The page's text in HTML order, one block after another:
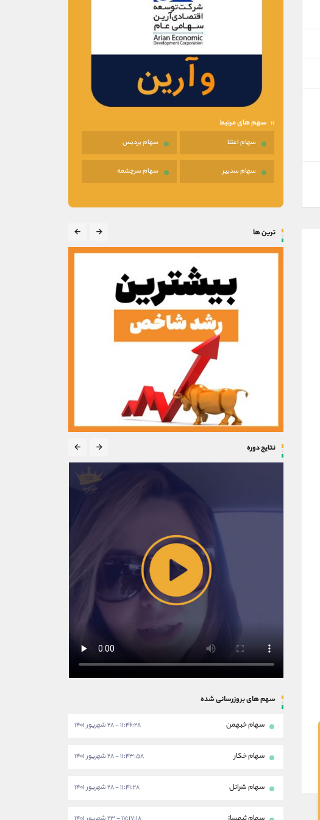
سهم های مرتبط
سهام اعتلا سهام پردیس
سهام سدبیر سهام سرچشمه
ترین ها
نتایج دوره
سهم های بروزرسانی شده
سهام خبهمن ۱۱:۴۶:۲۸ - ۲۸ شهریور ۱۴۰۱
سهام خکار ۱۱:۴۳:۵۸ - ۲۸ شهریور ۱۴۰۱
سهام شرانل ۱۱:۴۱:۲۸ - ۲۸ شهریور ۱۴۰۱